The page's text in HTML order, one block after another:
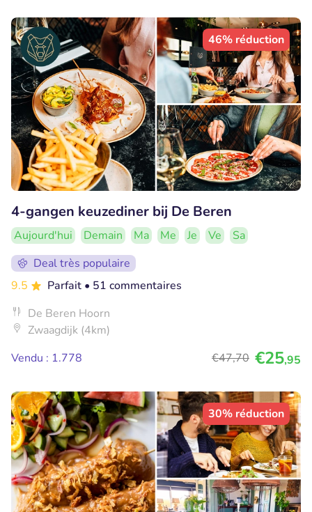
46% réduction
4-gangen keuzediner bij De Beren
Aujourd'hui Demain Ma Me Je Ve
Sa
Deal très populaire
9.5
Parfait • 51 commentaires
De Beren Hoorn
Zwaagdijk (4km)
Vendu : 1.778
€47,70 €25,95
30% réduction